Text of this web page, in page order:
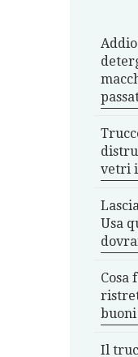
vetri
Usa
Cosa
Il